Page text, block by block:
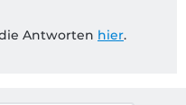
Antworten hier.